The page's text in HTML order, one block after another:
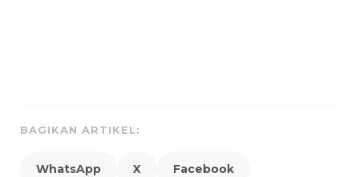
BAGIKAN ARTIKEL:
WhatsApp X Facebook